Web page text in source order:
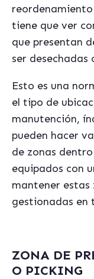
tiene que ver
que presentan
ser
Esto es una
el tipo de
manutención,
pueden hacer
de zonas
equipados con
mantener
gestionadas en
ZONA DE
O PICKING